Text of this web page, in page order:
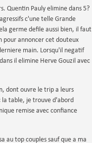
Quentin Pauly elimine dans 5?
c'une telle Grande
germe defile aussi bien, il faut
pour annoncer cet douteux
main. Lorsqu'il negatif
il elimine Herve Gouzil avec
dont ouvre le trip a leurs
la table, je trouve d'abord
remise avec confiance
au top couples sauf que a ma